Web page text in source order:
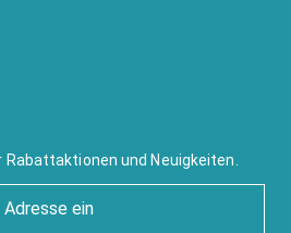
und Neuigkeiten.